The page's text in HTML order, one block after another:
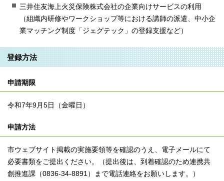
三井住友海上火災保険株式会社の企業向けサービスの利用
（組織内研修やワークショップ等における講師の派遣、中小企
業マッチング制度「ジェグテック」の登録支援など）
登録方法
申請期限
令和7年9月5日（金曜日）
申請方法
市ウェブサイト掲載の実施要領等を確認のうえ、電子メールにて
必要書類をご提出ください。（提出後は、到着確認のため連携共
創推進課（0836-34-8891）まで電話連絡をお願いします。）